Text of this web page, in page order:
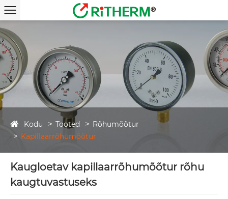
Kodu Tooted
Rõhumõõtur
Kapillaarrõhumõõtur
Kaugloetav kapillaarrõhumõõtur rõhu
kaugtuvastuseks